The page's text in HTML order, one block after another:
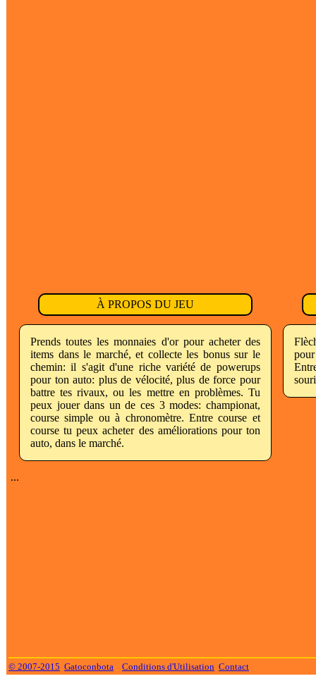
À PROPOS DU JEU
Prends toutes les monnaies d'or pour acheter des
items dans le marché, et collecte les bonus sur le
chemin: il s'agit d'une riche variété de powerups
pour ton auto: plus de vélocité, plus de force pour
battre tes rivaux, ou les mettre en problèmes. Tu
peux jouer dans un de ces 3 modes: championat,
course simple ou à chronomètre. Entre course et
course tu peux acheter des améliorations pour ton
auto, dans le marché.
...
© 2007-2015 Gatoconbota Conditions d'Utilisation Contact